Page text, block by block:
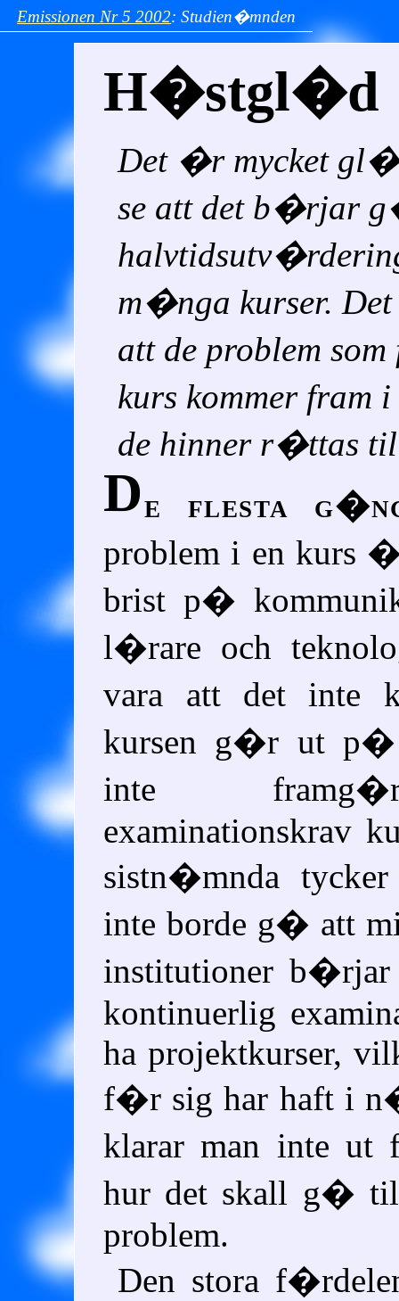
Emissionen Nr 5 2002:Studien�mnden
H�stgl�d
Det �r mycket
se att det b�rjar
m�nga kurser.
att de problem
kurs kommer fram
de hinner r�ttas
De flesta
problem i en
brist p�
l�rare och
vara att det inte
kursen g�r ut p�
inte
examinationskrav
sistn�mnda
inte borde g� att
institutioner
kontinuerlig
ha projektkurser,
f�r sig har haft i
klarar man inte
hur det skall g�
problem.
Den stora